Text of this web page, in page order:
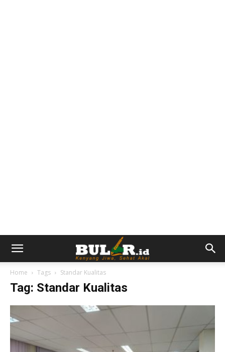
Home Tags Standar Kualitas
Tag: Standar Kualitas